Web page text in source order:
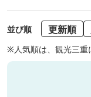
並び順 更新順
※人気順は、観光三重